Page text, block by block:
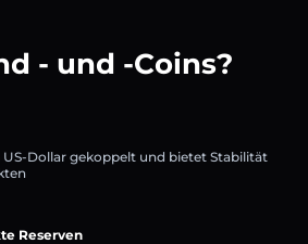
- und -Coins?
US-Dollar gekoppelt und bietet Stabilität
Reserven